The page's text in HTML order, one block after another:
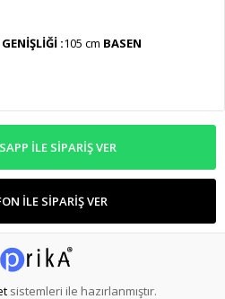
:105 cm BASEN
ILE SIPARIŞ VER
ILE SIPARIŞ VER
sistemleri ile hazırlanmıştır.